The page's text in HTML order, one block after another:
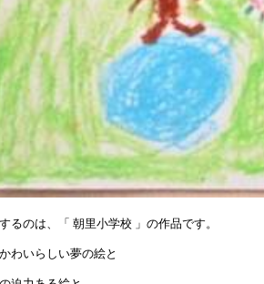
るのは、「 朝里小学校 」の作品です。
わいらしい夢の絵と